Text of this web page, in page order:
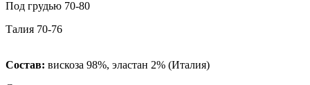
Под грудью 70-80
Талия 70-76
Состав: вискоза 98%, эластан 2% (Италия)